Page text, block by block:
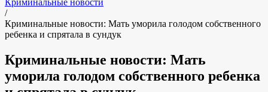
Криминальные новости
/
Криминальные новости: Мать уморила голодом собственного
ребенка и спрятала в сундук
Криминальные новости: Мать
уморила голодом собственного ребенка